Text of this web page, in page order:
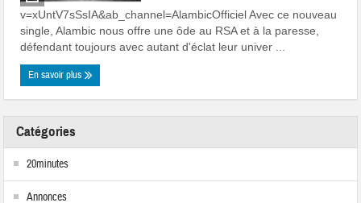
v=xUntV7sSsIA&ab_channel=AlambicOfficiel Avec ce nouveau
single, Alambic nous offre une ôde au RSA et à la paresse,
défendant toujours avec autant d'éclat leur univer ...
En savoir plus
Catégories
20minutes
Annonces